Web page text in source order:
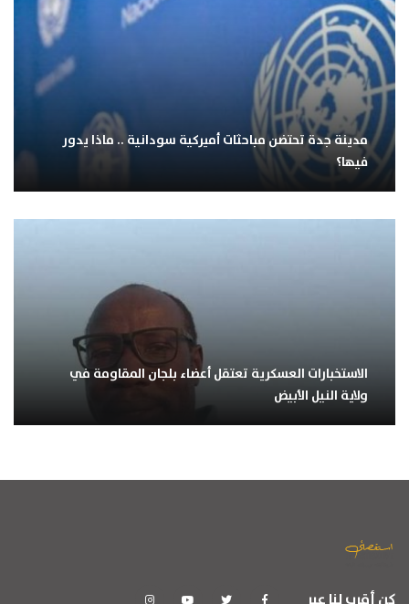
مدينة جدة تحتضن مباحثات أميركية سودانية .. ماذا يدور
فيها؟
الاستخبارات العسكرية تعتقل أعضاء بلجان المقاومة في
ولاية النيل الأبيض